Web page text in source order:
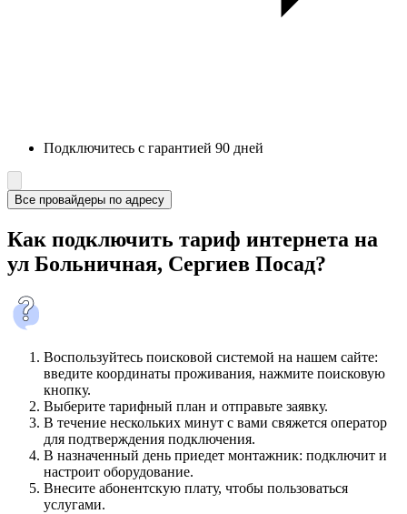
Подключитесь с гарантией 90 дней
Все провайдеры по адресу
Как подключить тариф интернета на
ул Больничная, Сергиев Посад?
Воспользуйтесь поисковой системой на нашем сайте:
введите координаты проживания, нажмите поисковую
кнопку.
Выберите тарифный план и отправьте заявку.
В течение нескольких минут с вами свяжется оператор
для подтверждения подключения.
В назначенный день приедет монтажник: подключит и
настроит оборудование.
Внесите абонентскую плату, чтобы пользоваться
услугами.